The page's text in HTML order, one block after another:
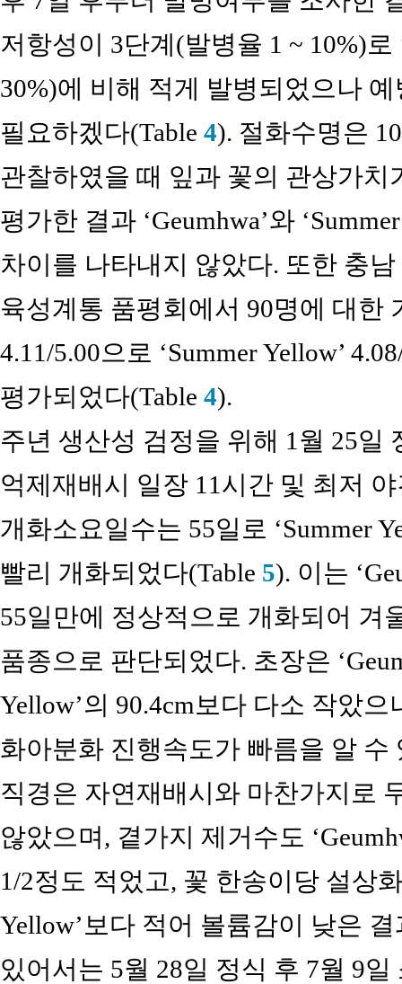
저항성이 3단계(발병율 1 ~ 10%)로
30%)에 비해 적게 발병되었으나
필요하겠다(Table 4). 절화수명은
관찰하였을 때 잎과 꽃의 관상가
평가한 결과 ‘Geumhwa’와
차이를 나타내지 않았다. 또한 충
육성계통 품평회에서 90명에 대한
4.11/5.00으로 ‘Summer Yellow’
평가되었다(Table 4).
주년 생산성 검정을 위해 1월 25일
억제재배시 일장 11시간 및 최저
개화소요일수는 55일로 ‘Summer
빨리 개화되었다(Table 5). 이는
55일만에 정상적으로 개화되어 겨
품종으로 판단되었다. 초장은
Yellow’의 90.4cm보다 다소 작았
화아분화 진행속도가 빠름을 알
직경은 자연재배시와 마찬가지로
않았으며, 곁가지 제거수도
1/2정도 적었고, 꽃 한송이당 설상화
Yellow’보다 적어 볼륨감이 낮은
있어서는 5월 28일 정식 후 7월 9일